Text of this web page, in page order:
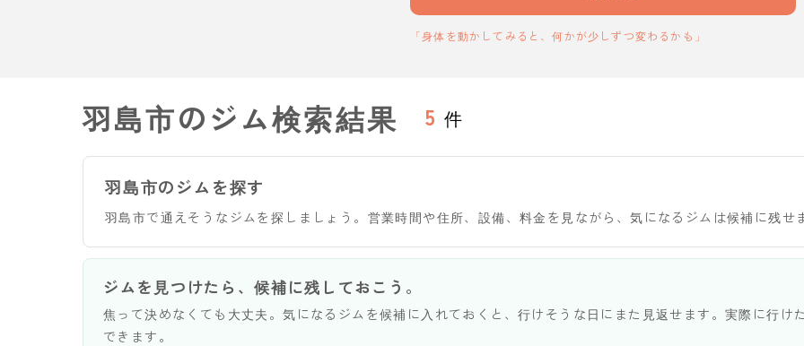
「身体を動かしてみると、何かが少しずつ変わるかも」
羽島市のジム検索結果 5 件
羽島市のジムを探す
羽島市で通えそうなジムを探しましょう。営業時間や住所、設備、料金を見ながら、気になるジムは候補に残せ
ジムを見つけたら、候補に残しておこう。
焦って決めなくても大丈夫。気になるジムを候補に入れておくと、行けそうな日にまた見返せます。実際に行け
できます。